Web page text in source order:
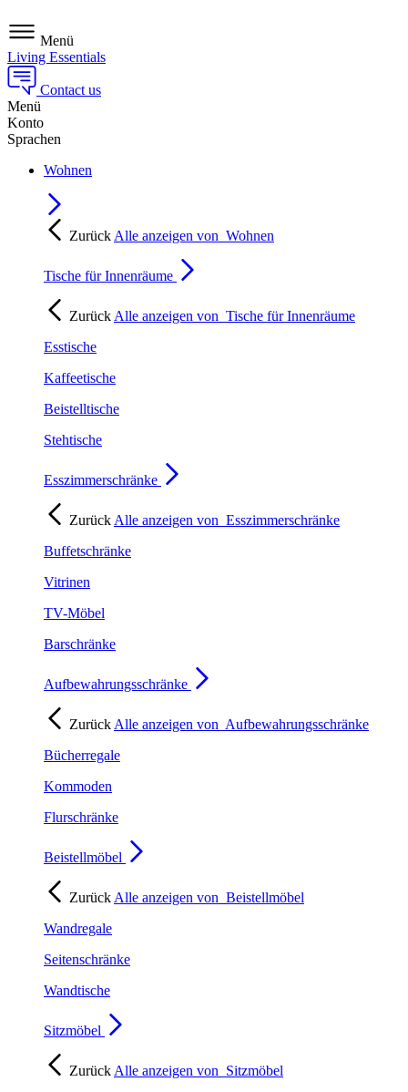
Menü
Living Essentials
Contact us
Menü
Konto
Sprachen
Wohnen
Zurück Alle anzeigen von Wohnen
Tische für Innenräume
Zurück Alle anzeigen von Tische für Innenräume
Esstische
Kaffeetische
Beistelltische
Stehtische
Esszimmerschränke
Zurück Alle anzeigen von Esszimmerschränke
Buffetschränke
Vitrinen
TV-Möbel
Barschränke
Aufbewahrungsschränke
Zurück Alle anzeigen von Aufbewahrungsschränke
Bücherregale
Kommoden
Flurschränke
Beistellmöbel
Zurück Alle anzeigen von Beistellmöbel
Wandregale
Seitenschränke
Wandtische
Sitzmöbel
Zurück Alle anzeigen von Sitzmöbel